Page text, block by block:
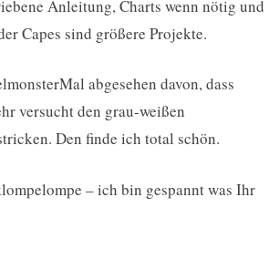
Anleitung, Charts wenn nötig und
Capes sind größere Projekte.
Mal abgesehen davon, dass
versucht den grau-weißen
Den finde ich total schön.
– ich bin gespannt was Ihr